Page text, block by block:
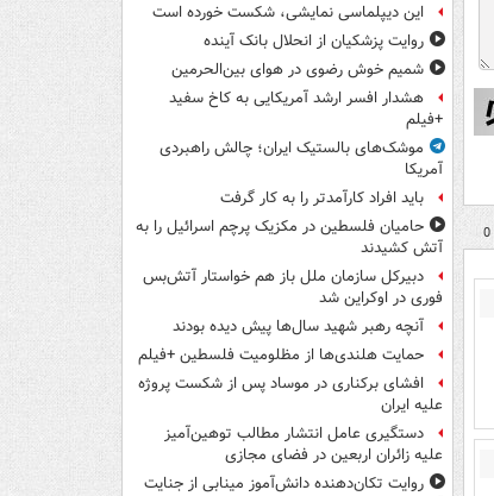
این دیپلماسی نمایشی، شکست خورده است
روایت پزشکیان از انحلال بانک آینده
شمیم خوش رضوی در هوای بین‌الحرمین
هشدار افسر ارشد آمریکایی به کاخ سفید
+فیلم
موشک‌های بالستیک ایران؛ چالش راهبردی
آمریکا
باید افراد کارآمدتر را به کار گرفت
حامیان فلسطین در مکزیک پرچم اسرائیل را به
آتش کشیدند
دبیرکل سازمان ملل باز هم خواستار آتش‌بس
فوری در اوکراین شد
آنچه رهبر شهید سال‌ها پیش دیده بودند
حمایت هلندی‌ها از مظلومیت فلسطین +فیلم
افشای برکناری در موساد پس از شکست پروژه
علیه ایران
دستگیری عامل انتشار مطالب توهین‌آمیز
علیه زائران اربعین در فضای مجازی
روایت تکان‌دهنده دانش‌آموز مینابی از جنایت